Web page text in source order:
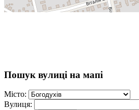
Пошук вулиці на мапі
Місто:
Вулиця: